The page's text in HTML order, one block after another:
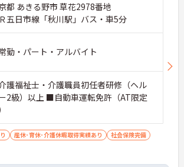
都 あきる野市 草花2978番地
五日市線「秋川駅」バス・車5分
勤・パート・アルバイト
護福祉士・介護職員初任者研修（ヘル
2級）以上 ■自動車運転免許（AT限定
産休･育休･介護休暇取得実績あり
社会保険完備